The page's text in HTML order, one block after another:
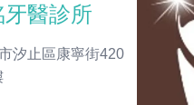
牙醫診所
汐止區康寧街420